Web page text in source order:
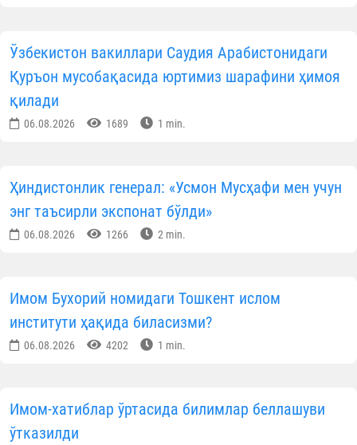
Ўзбекистон вакиллари Саудия Арабистонидаги
Қуръон мусобақасида юртимиз шарафини ҳимоя
қилади
06.08.2026 1689 1 min.
Ҳиндистонлик генерал: «Усмон Мусҳафи мен учун
энг таъсирли экспонат бўлди»
06.08.2026 1266 2 min.
Имом Бухорий номидаги Тошкент ислом
институти ҳақида биласизми?
06.08.2026 4202 1 min.
Имом-хатиблар ўртасида билимлар беллашуви
ўтказилди